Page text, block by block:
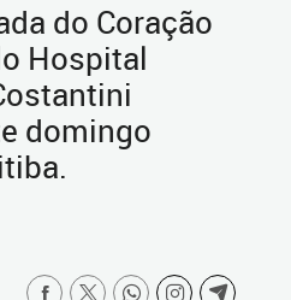
do Coração
Hospital
domingo